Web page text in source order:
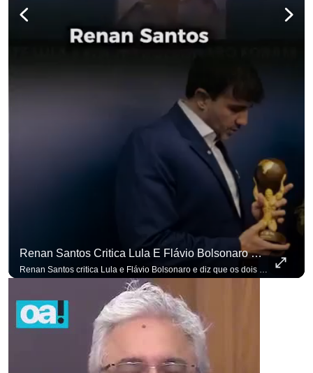
Renan Santos Critica Lula E Flávio Bolsonaro E Diz Que Os Dois São Lados Da Mesma Moeda.
Renan Santos critica Lula e Flávio Bolsonaro e diz que os dois são lados da mesma moeda. #OAntagonista Se você busca informação com credibilidade, inscreva-se agora e ative o